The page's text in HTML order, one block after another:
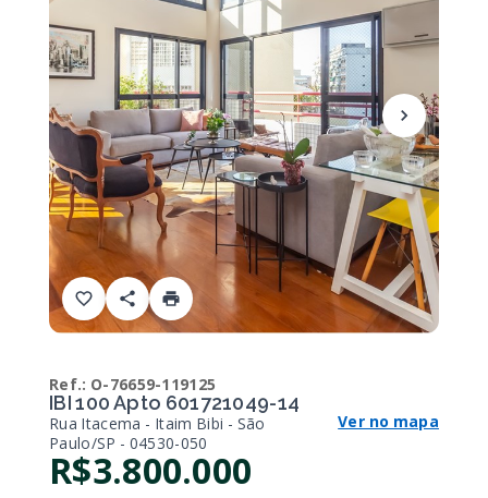
Ref.: O-76659-119125
IBI 100 Apto 601721049-14
Rua Itacema - Itaim Bibi - São
Paulo/SP - 04530-050
Ver no mapa
R$3.800.000